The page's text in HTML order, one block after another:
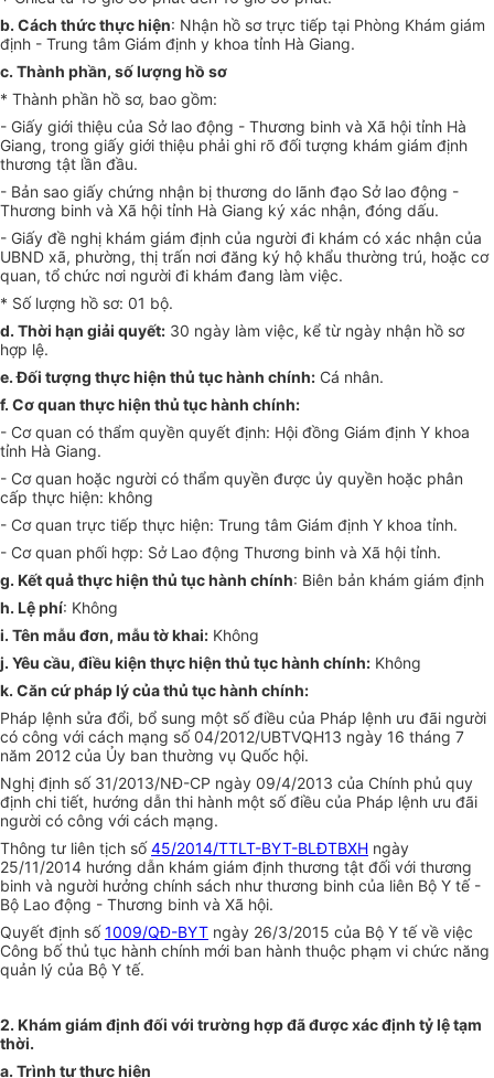
b. Cách thức thực hiện: Nhận hồ sơ trực tiếp tại Phòng Khám giám
định - Trung tâm Giám định y khoa tỉnh Hà Giang.
c. Thành phần, sốlượng hồ sơ
* Thành phần hồ sơ, bao gồm:
- Giấy giới thiệu của Sở lao động - Thương binh và Xã hội tỉnh Hà
Giang, trong giấy giới thiệu phải ghi rõ đối tượng khám giám định
thương tật lần đầu.
- Bản sao giấy chứng nhận bị thương do lãnh đạo Sở lao động -
Thương binh và Xã hội tỉnh Hà Giang ký xác nhận, đóng dấu.
- Giấy đề nghị khám giám định của người đi khám có xác nhận của
UBND xã, phường, thị trấn nơi đăng ký hộ khẩu thường trú, hoặc cơ
quan, tổ chức nơi người đi khám đang làm việc.
* Số lượng hồ sơ: 01 bộ.
d. Thời hạn giải quyết: 30 ngày làm việc, kể từ ngày nhận hồ sơ
hợp lệ.
e.Đối tượng thực hiện thủ tục hành chính: Cá nhân.
f. Cơ quan thực hiện thủ tục hành chính:
- Cơ quan có thẩm quyền quyết định: Hội đồng Giám định Y khoa
tỉnh Hà Giang.
- Cơ quan hoặc người có thẩm quyền được ủy quyền hoặc phân
cấp thực hiện: không
- Cơ quan trực tiếp thực hiện: Trung tâm Giám định Y khoa tỉnh.
- Cơ quan phối hợp: Sở Lao động Thương binh và Xã hội tỉnh.
g. Kết quả thực hiện thủ tục hành chính: Biên bản khám giám định
h. Lệ phí: Không
i. Tên mẫu đơn, mẫu tờ khai: Không
j. Yêu cầu, điều kiện thực hiện thủ tục hành chính: Không
k. Căn cứpháp lýcủa thủ tục hành chính:
Pháp lệnh sửa đổi, bổ sung một số điều của Pháp lệnh ưu đãi người
có công với cách mạng số 04/2012/UBTVQH13 ngày 16 tháng 7
năm 2012 của Ủy ban thường vụ Quốc hội.
Nghị định số 31/2013/NĐ-CP ngày 09/4/2013 của Chính phủ quy
định chi tiết, hướng dẫn thi hành một số điều của Pháp lệnh ưu đãi
người có công với cách mạng.
Thông tư liên tịch số45/2014/TTLT-BYT-BLĐTBXH ngày
25/11/2014 hướng dẫn khám giám định thương tật đối với thương
binh và người hưởng chính sách như thương binh của liên Bộ Y tế -
Bộ Lao động - Thương binh và Xã hội.
Quyết định số1009/QĐ-BYT ngày 26/3/2015 của Bộ Y tế về việc
Công bố thủ tục hành chính mới ban hành thuộc phạm vi chức năng
quản lý của Bộ Y tế.
2. Khám giám định đối với trường hợp đã được xác định tỷ lệ tạm
thời.
a. Trình tự thực hiện